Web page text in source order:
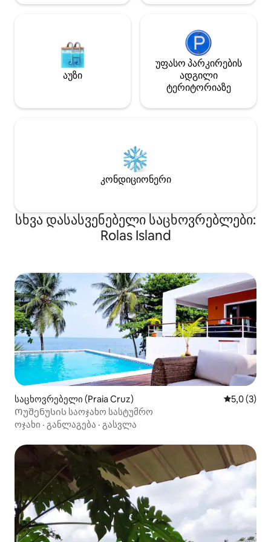
აუზი, Wi ‑ Fi კავშირი, სამრეცხაო და
საბაზრო ფასად და ბევრი
კეთილგანწყობა შემოთავაზებულია.
Წინასწარ გადახდილი ბანკომატის
ბარათის ჩატვირთვის შესაძლებლობა
საცხოვრებელი საკუთარი თვალით.
აუზი
უფასო პარკირების
ადგილი
ტერიტორიაზე
კონდიციონერი
სხვა დასასვენებელი საცხოვრებლები:
Rolas Island
საცხოვრებელი (Praia Cruz) საშუალო
5,0 (3)
Ოუშენუსის საოჯახო სასტუმრო
ოჯახი · განლაგება · გასვლა